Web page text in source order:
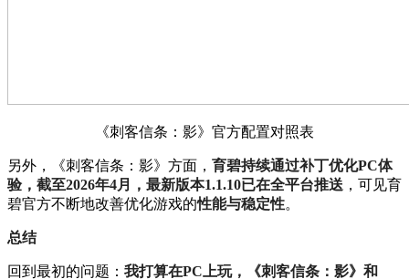
《刺客信条：影》官方配置对照表
另外，《刺客信条：影》方面， 育碧持续通过补丁优化PC体
验，截至2026年4月，最新版本1.1.10已在全平台推送 ，可见育
碧官方不断地改善优化游戏的性能与稳定性。
总结
回到最初的问题： 我打算在PC上玩，《刺客信条：影》和